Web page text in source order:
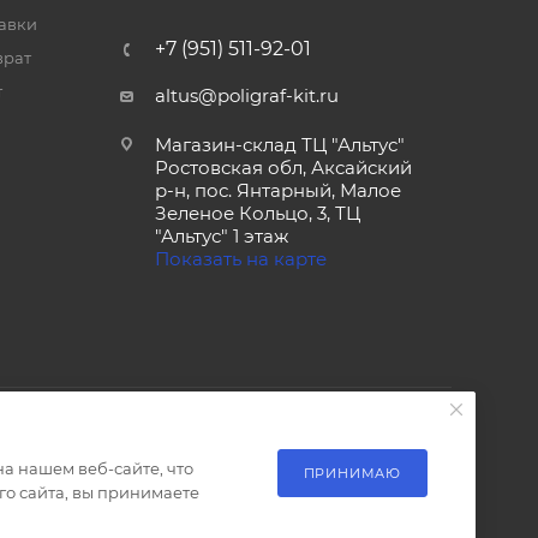
+7 (951) 511-92-01
altus@poligraf-kit.ru
Магазин-склад ТЦ "Альтус"
Ростовская обл, Аксайский
р-н, пос. Янтарный, Малое
Зеленое Кольцо, 3, ТЦ
"Альтус" 1 этаж
Показать на карте
нашем веб-сайте, что
сайта, вы принимаете
ПРИНИМАЮ